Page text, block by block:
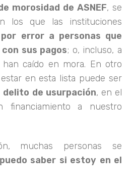
morosidad de ASNEF, se
los que las instituciones
por error a personas que
sus pagos; o, incluso, a
caído en mora. En otro
en esta lista puede ser
delito de usurpación, en el
a nuestro
muchas personas se
saber si estoy en el